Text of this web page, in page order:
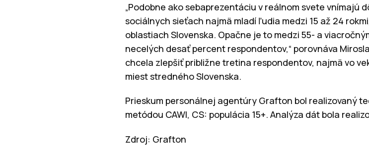
„Podobne ako sebaprezentáciu v reálnom svete vnímajú
sociálnych sieťach najmä mladí ľudia medzi 15 až 24
oblastiach Slovenska. Opačne je to medzi 55- a
necelých desať percent respondentov,“ porovnáva
chcela zlepšiť približne tretina respondentov, najmä vo
miest stredného Slovenska.
Prieskum personálnej agentúry Grafton bol realizovaný
metódou CAWI, CS: populácia 15+. Analýza dát bola
Zdroj: Grafton